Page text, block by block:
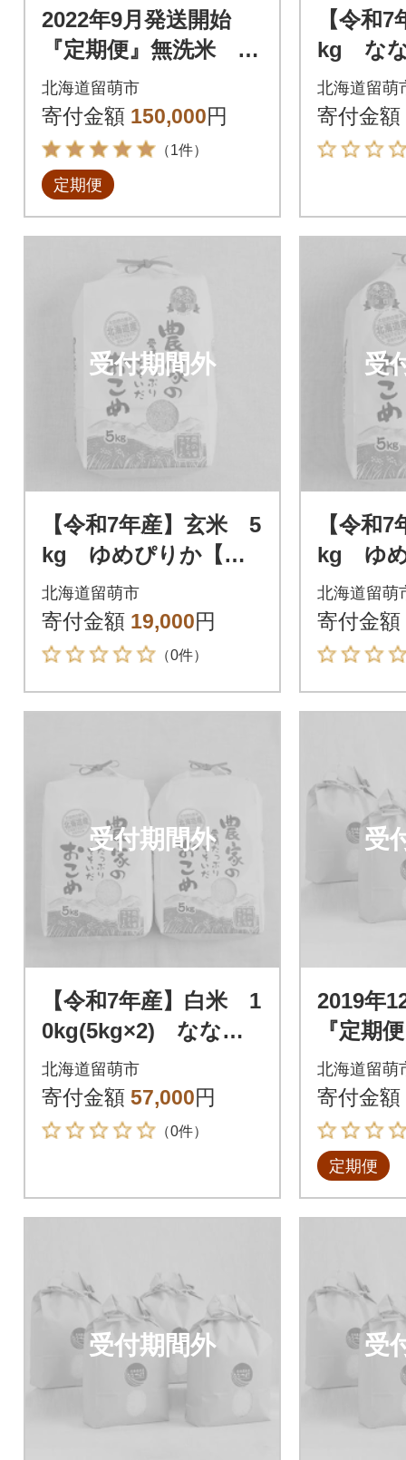
2022年9月発送開始
『定期便』無洗米 10
kg(5kg×2) ゆめぴり
か【北海道留萌産】全
6回
北海道留萌市
寄付金額 150,000円
（1件）
定期便
【令和
kg なな
海道留
北海道留萌
寄付金額
受付期間外
【令和7年産】玄米 5
kg ゆめぴりか【北
海道留萌産】
北海道留萌市
寄付金額 19,000円
（0件）
受
【令和
kg ゆめ
海道留
北海道留萌
寄付金額
受付期間外
【令和7年産】白米 1
0kg(5kg×2) ななつ
ぼし【北海道留萌産】
北海道留萌市
寄付金額 57,000円
（0件）
受
2019年
『定期
つぼし
北海道留萌
寄付金額
定期便
受付期間外 受